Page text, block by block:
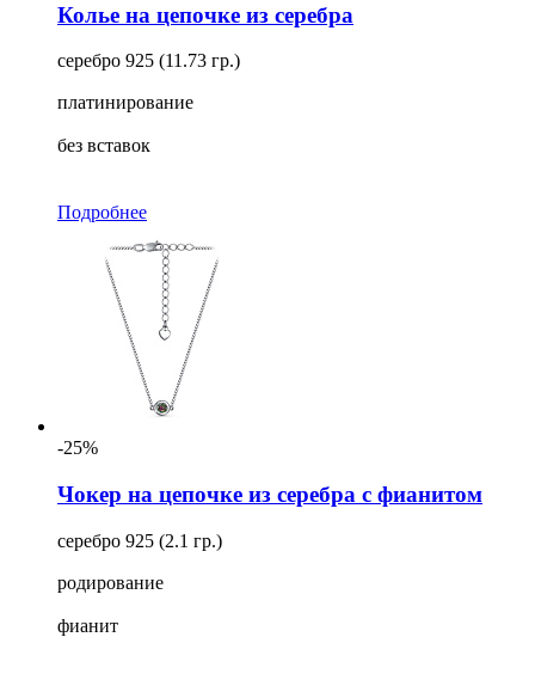
Колье на цепочке из серебра
серебро 925 (11.73 гр.)
платинирование
без вставок
Подробнее
-25%
Чокер на цепочке из серебра с фианитом
серебро 925 (2.1 гр.)
родирование
фианит